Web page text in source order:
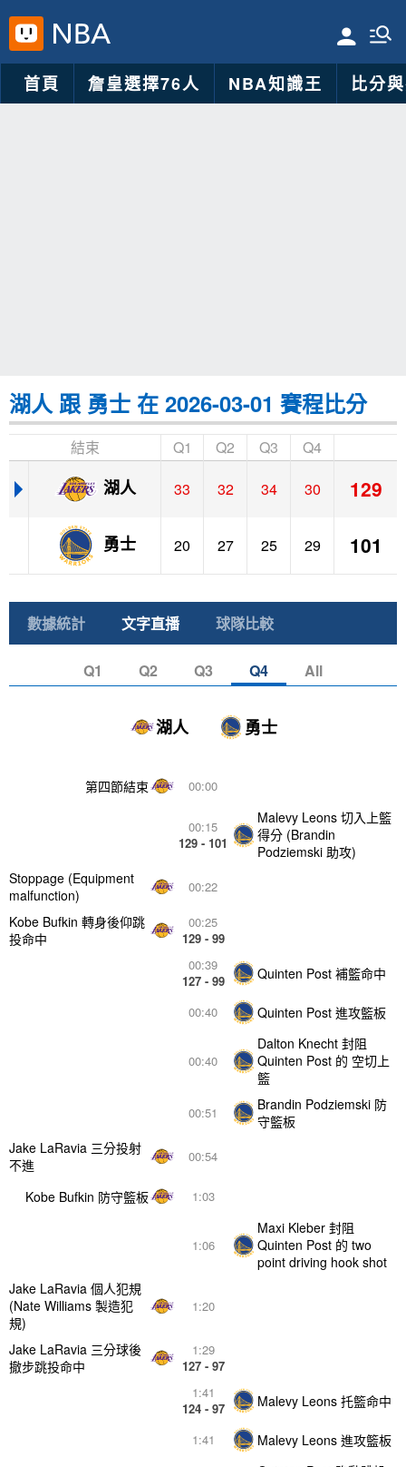
首頁 詹皇選擇76人 NBA知識王 比分
湖人 跟 勇士 在 2026-03-01 賽程比分
結束 Q1 Q2 Q3 Q4
湖人 33 32 34 30 129
勇士 20 27 25 29 101
數據統計 文字直播 球隊比較
Q1 Q2 Q3 Q4 All
湖人 勇士
1:41 Malevy Leons 進攻籃板
1:41
124 - 97
Malevy Leons 托籃命中
1:29
127 - 97
Jake LaRavia 三分球後
撤步跳投命中
1:20
Jake LaRavia 個人犯規
(Nate Williams 製造犯
規)
1:06
Maxi Kleber 封阻
Quinten Post 的 two
point driving hook shot
1:03
Kobe Bufkin 防守籃板
00:54
Jake LaRavia 三分投射
不進
00:51
Brandin Podziemski 防
守籃板
00:40
Dalton Knecht 封阻
Quinten Post 的 空切上
籃
00:40 Quinten Post 進攻籃板
00:39
127 - 99
Quinten Post 補籃命中
00:25
129 - 99
Kobe Bufkin 轉身後仰跳
投命中
00:22
Stoppage (Equipment
malfunction)
00:15
129 - 101
Malevy Leons 切入上籃
得分 (Brandin
Podziemski 助攻)
00:00
第四節結束